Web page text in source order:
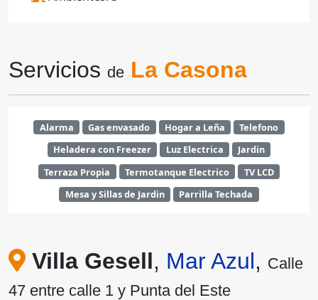
Servicios de La Casona
Alarma Gas envasado Hogar a Leña
Telefono
Heladera con Freezer
Luz Electrica
Jardin
Terraza Propia
Termotanque Electrico
TV LCD
Mesa y Sillas de Jardin
Parrilla Techada
Villa Gesell, Mar Azul, Calle
47 entre calle 1 y Punta del Este